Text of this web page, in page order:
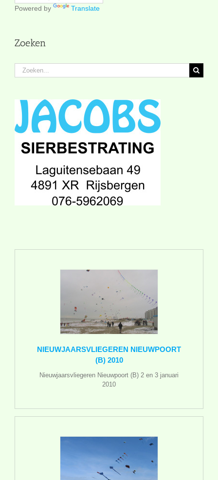
NIEUWJAARSVLIEGEREN NIEUWPOORT
(B) 2010
Nieuwjaarsvliegeren Nieuwpoort (B) 2 en 3 januari
2010
Powered by Translate
Zoeken
Zoeken
naar: